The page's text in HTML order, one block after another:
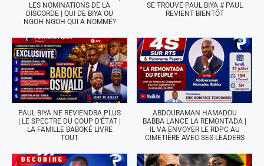
LES NOMINATIONS DE LA
DISCORDE | QUI DE BIYA OU
NGOH NGOH QUI A NOMMÉ?
SE TROUVE PAUL BIYA # PAUL
REVIENT BIENTÔT
PAUL BIYA NE REVIENDRA PLUS
| LE SPECTRE DU COUP D'ÉTAT |
LA FAMILLE BABOKÉ LIVRE
TOUT
ABDOURAMAN HAMADOU
BABBA LANCE LA REMONTADA |
IL VA ENVOYER LE RDPC AU
CIMETIÈRE AVEC SES LEADERS